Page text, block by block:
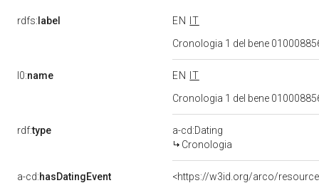
rdfs: label EN
IT
Cronologia 1 del bene
l0:name EN
IT
Cronologia 1 del bene
rdf:type
a-cd:Dating
Cronologia
a-cd:hasDatingEvent
<https://w3id.org/arco/